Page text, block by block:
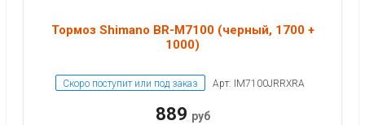
Тормоз Shimano BR-M7100 (черный, 1700 +
1000)
Скоро поступит или под заказ Арт: IM7100JRRXRA
889 руб